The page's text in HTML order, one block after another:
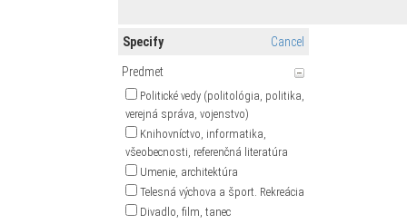
Specify Cancel
Predmet
Politické vedy (politológia, politika,
verejná správa, vojenstvo)
Knihovníctvo, informatika,
všeobecnosti, referenčná literatúra
Umenie, architektúra
Telesná výchova a šport. Rekreácia
Divadlo, film, tanec